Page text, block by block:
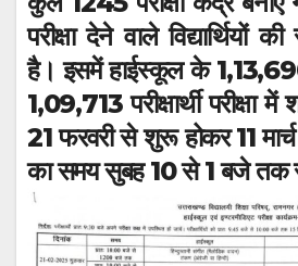
परीक्षा देने वाले
है। इसमें हाईस्कूल के
1,09,713 परीक्षार्थी परीक्षा में
21 फरवरी से शुरू होकर 11
का समय सुबह 10 से 1 बजे तक